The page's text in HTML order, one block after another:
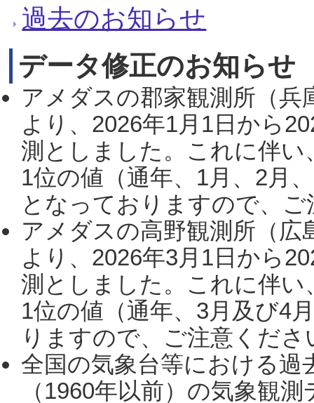
過去のお知らせ
データ修正のお知らせ
アメダスの郡家観測所（
より、2026年1月1日から
測としました。これに伴い
1位の値（通年、1月、2月
となっておりますので、
アメダスの高野観測所（
より、2026年3月1日から
測としました。これに伴い
1位の値（通年、3月及び4
りますので、ご注意くだ
全国の気象台等における過
（1960年以前）の気象観